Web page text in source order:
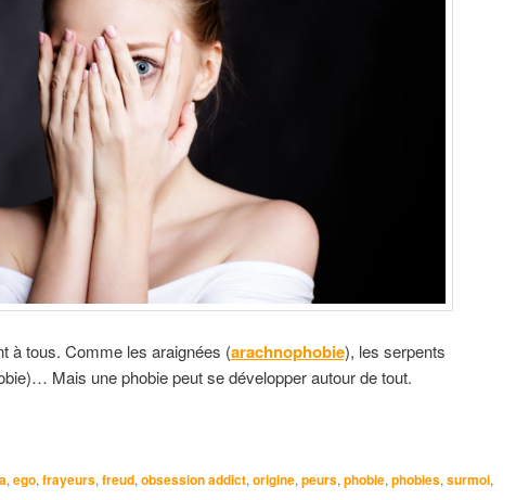
à tous. Comme les araignées (arachnophobie), les serpents
Mais une phobie peut se développer autour de tout.
, ego, frayeurs, freud, obsession addict, origine, peurs, phobie, phobies, surmoi,